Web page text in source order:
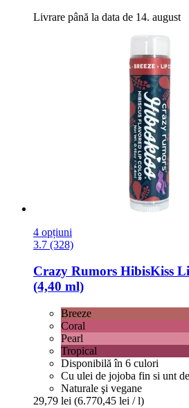
Livrare până la data de 14. august
4 opțiuni
3.7 (328)
Crazy Rumors HibisKiss
(4,40 ml)
Breeze
Coral
Pearl
Tropical
Disponibilă în 6 culori
Cu ulei de jojoba fin si unt
Naturale şi vegane
29,79 lei (6.770,45 lei / l)